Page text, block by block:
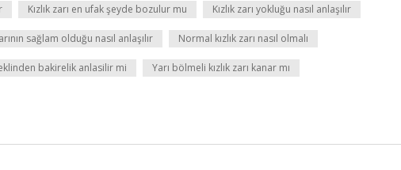
Kızlık zarı en ufak şeyde bozulur mu Kızlık zarı yokluğu nasıl anlaşılır
sağlam olduğu nasıl anlaşılır Normal kızlık zarı nasıl olmalı
bakirelik anlasilir mi Yarı bölmeli kızlık zarı kanar mı